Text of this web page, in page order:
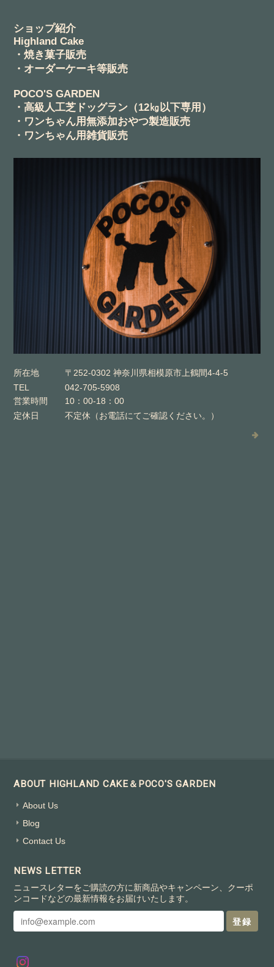
ショップ紹介
Highland Cake
・焼き菓子販売
・オーダーケーキ等販売
POCO'S GARDEN
・高級人工芝ドッグラン（12㎏以下専用）
・ワンちゃん用無添加おやつ製造販売
・ワンちゃん用雑貨販売
所在地
〒252-0302 神奈川県相模原市上鶴間4-4-5
TEL
042-705-5908
営業時間
10：00-18：00
定休日
不定休（お電話にてご確認ください。）
ABOUT HIGHLAND CAKE＆POCO'S GARDEN
About Us
Blog
Contact Us
NEWS LETTER
ニュースレターをご購読の方に新商品やキャンペーン、クーポ
ンコードなどの最新情報をお届けいたします。
登録